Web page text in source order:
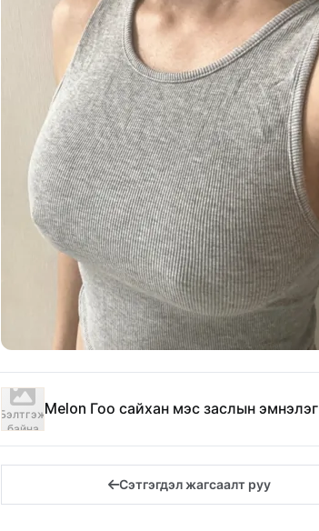
Бэлтгэж
байна
Melon Гоо сайхан мэс заслын эмнэлэг
Сэтгэгдэл жагсаалт руу